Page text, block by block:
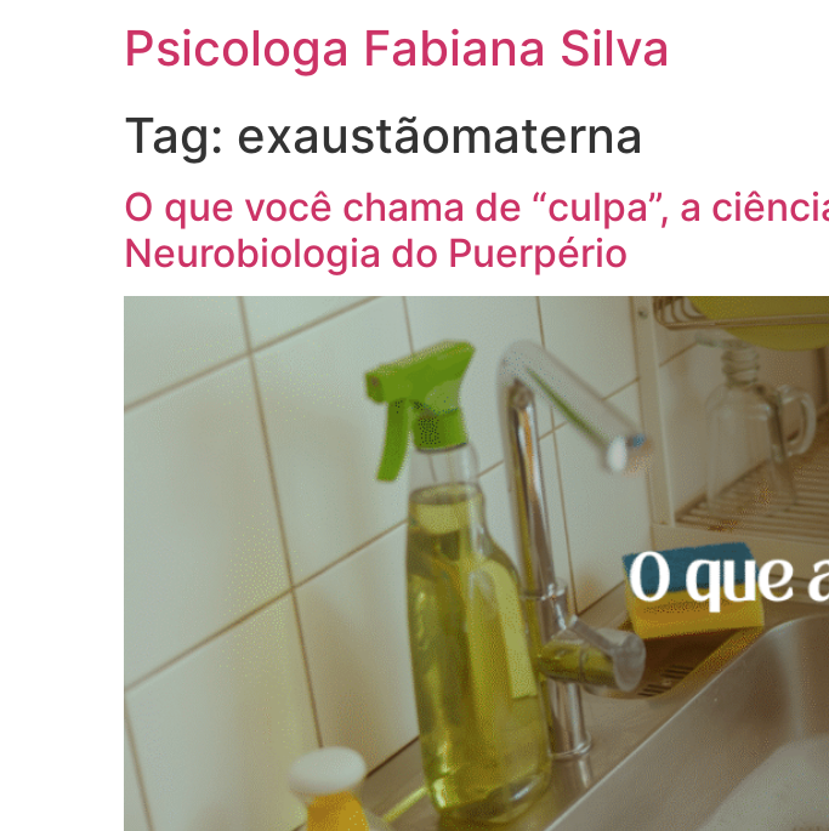
Psicologa Fabiana Silva
Tag: exaustãomaterna
O que você chama de “culpa”, a
Neurobiologia do Puerpério